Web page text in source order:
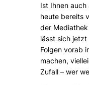
Ist Ihnen
heute bereits
der
lässt sich
Folgen vorab
machen,
Zufall – wer